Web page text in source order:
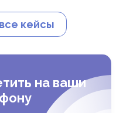
кейсы
на ваши